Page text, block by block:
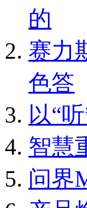
的
赛力
色答
以“
智慧
问界